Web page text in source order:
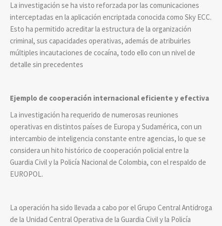
La investigación se ha visto reforzada por las comunicaciones
interceptadas en la aplicación encriptada conocida como Sky ECC.
Esto ha permitido acreditar la estructura de la organización
criminal, sus capacidades operativas, además de atribuirles
múltiples incautaciones de cocaína, todo ello con un nivel de
detalle sin precedentes
Ejemplo de cooperación internacional eficiente y efectiva
La investigación ha requerido de numerosas reuniones
operativas en distintos países de Europa y Sudamérica, con un
intercambio de inteligencia constante entre agencias, lo que se
considera un hito histórico de cooperación policial entre la
Guardia Civil y la Policía Nacional de Colombia, con el respaldo de
EUROPOL.
La operación ha sido llevada a cabo por el Grupo Central Antidroga
de la Unidad Central Operativa de la Guardia Civil y la Policía